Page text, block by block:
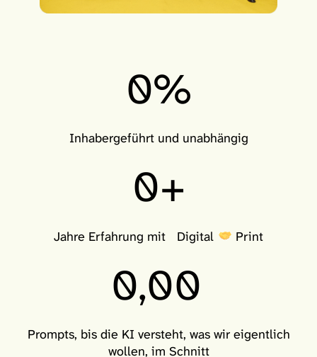
Inhabergeführt und unabhängig
Jahre Erfahrung mit Digital Print
Prompts, bis die KI versteht, was wir eigentlich
wollen, im Schnitt